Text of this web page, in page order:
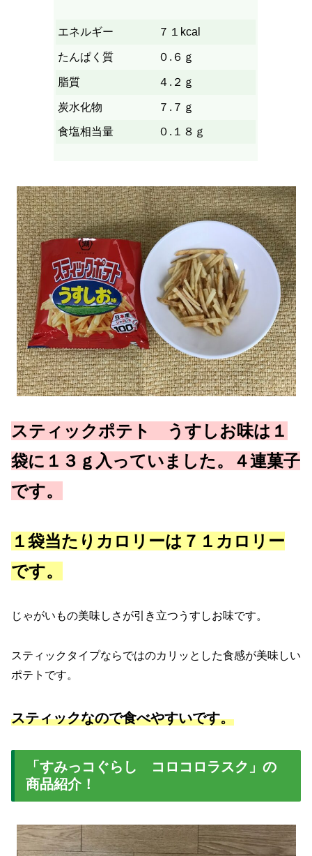
エネルギー ７１kcal
たんぱく質 ０.６ｇ
脂質 ４.２ｇ
炭水化物 ７.７ｇ
食塩相当量 ０.１８ｇ
スティックポテト うすしお味は１
袋に１３ｇ入っていました。４連菓子
です。
１袋当たりカロリーは７１カロリー
です。
じゃがいもの美味しさが引き立つうすしお味です。
スティックタイプならではのカリッとした食感が美味しい
ポテトです。
スティックなので食べやすいです。
「すみっコぐらし コロコロラスク」の
商品紹介！